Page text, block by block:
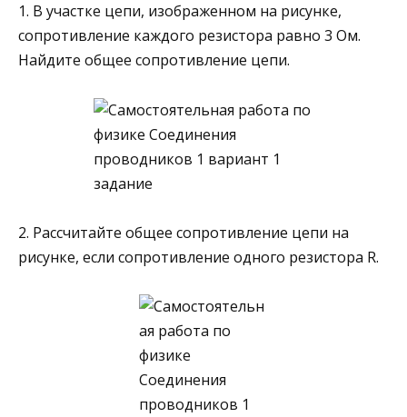
1. В участке цепи, изображенном на рисунке,
сопротивление каж­дого резистора равно 3 Ом.
Най­дите общее сопротивление цепи.
2. Рассчитайте общее сопротивление цепи на
рисунке, если сопротивление одного рези­стора R.